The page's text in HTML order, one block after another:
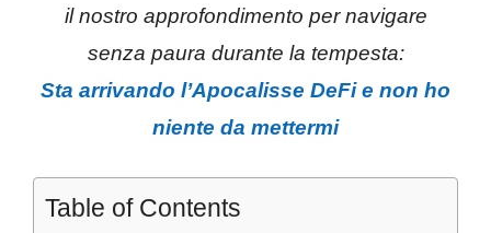
il nostro approfondimento per navigare
senza paura durante la tempesta:
Sta arrivando l’Apocalisse DeFi e non ho
niente da mettermi
Table of Contents